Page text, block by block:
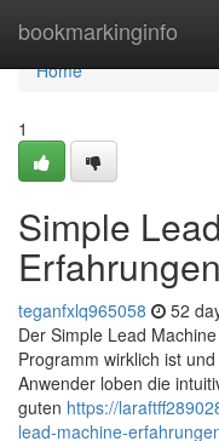
bookmarkinginfo
Home
Home
1
Simple
teganfxlq965058 52
Der Simple Lead
Programm wirklich ist
Anwender loben die
guten https://
lead-machine-